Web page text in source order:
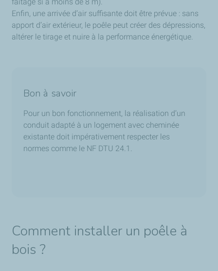
Enfin, une arrivée d’air suffisante doit être prévue : sans
apport d’air extérieur, le poêle peut créer des dépressions,
altérer le tirage et nuire à la performance énergétique.
Bon à savoir
Pour un bon fonctionnement, la réalisation d’un
conduit adapté à un logement avec cheminée
existante doit impérativement respecter les
normes comme le NF DTU 24.1.
Comment installer un poêle à
bois ?